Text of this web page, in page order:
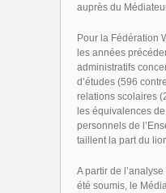
auprès du
Pour la Fédération
les années
administratifs
d’études (596
relations scolaires
les équivalences
personnels de
taillent la part du
A partir de
été soumis, le